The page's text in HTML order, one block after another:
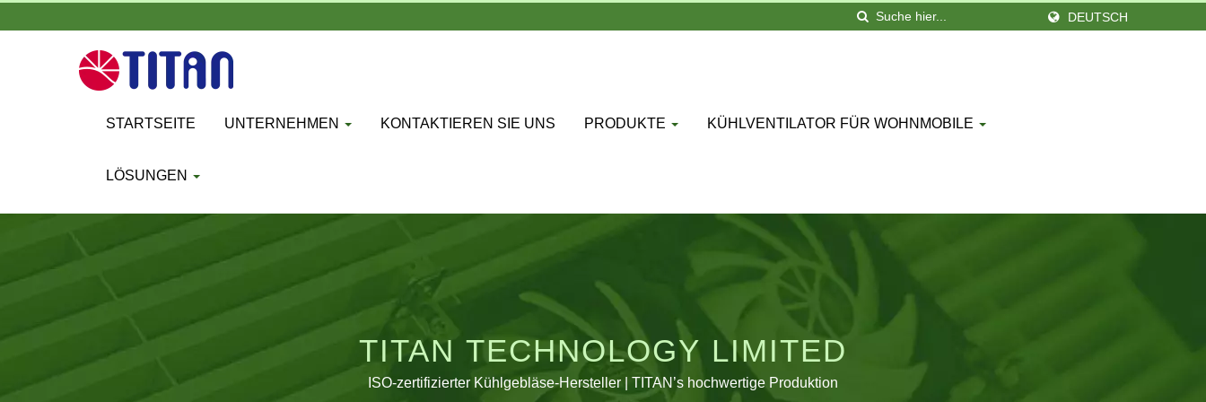
DEUTSCH
STARTSEITE UNTERNEHMEN KONTAKTIEREN SIE UNS PRODUKTE KÜHLVENTILATOR FÜR WOHNMOBILE
LÖSUNGEN
TITAN TECHNOLOGY LIMITED
ISO-zertifizierter Kühlgebläse-Hersteller | TITAN’s hochwertige Produktion